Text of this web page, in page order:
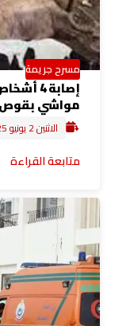
مسرح جريمة
إصابة
مواشي بقوص
الاثنين 2 يونيو 2025 1:17 م
متابعة القراءة